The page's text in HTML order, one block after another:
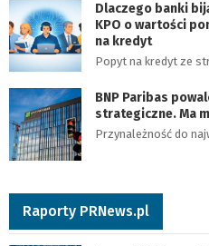
Dlaczego banki
KPO o wartości
na kredyt
Popyt na kredyt ze
BNP Paribas
strategiczne. Ma
Przynależność do
Raporty PRNews.pl